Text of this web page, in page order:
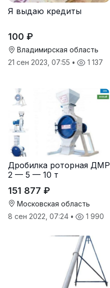
Я выдаю кредиты
100 ₽
Владимирская область
21 сен 2023, 07:55 • 1 137
Дробилка роторная ДМР
2 — 5 — 10 т
151 877 ₽
Московская область
8 сен 2022, 07:24 • 1 990